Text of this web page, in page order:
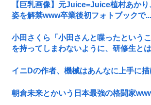
【巨乳画像】元Juice=Juice植村あか
姿を解禁www卒業後初フォトブックで...
小田さくら「小田さんと喋ったという
を持ってしまわないように、研修生と
イニDの作者、機械はあんなに上手に描
朝倉未来とかいう日本最強の格闘家